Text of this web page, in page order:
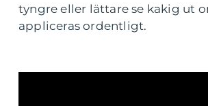
tyngre eller lättare se kakig ut
appliceras ordentligt.